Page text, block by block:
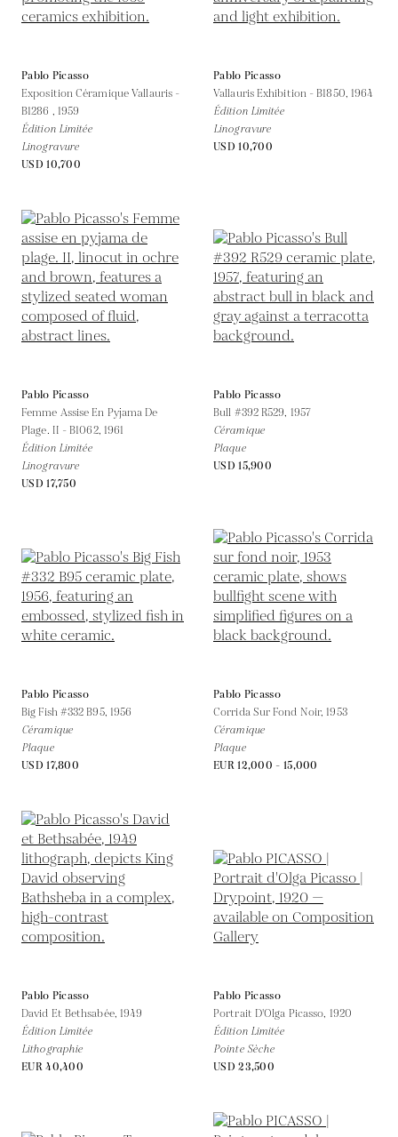
Pablo Picasso
Exposition Céramique Vallauris -
B1286 , 1959
Édition Limitée
Linogravure
USD 10,700
Pablo Picasso
Vallauris Exhibition - B1850, 1964
Édition Limitée
Linogravure
USD 10,700
Pablo Picasso
Femme Assise En Pyjama De
Plage. II - B1062, 1961
Édition Limitée
Linogravure
USD 17,750
Pablo Picasso
Bull #392 R529, 1957
Céramique
Plaque
USD 15,900
Pablo Picasso
Big Fish #332 B95, 1956
Céramique
Plaque
USD 17,800
Pablo Picasso
Corrida Sur Fond Noir,1953
Céramique
Plaque
EUR 12,000 - 15,000
Pablo Picasso
David Et Bethsabée, 1949
Édition Limitée
Lithographie
EUR 40,400
Pablo Picasso
Portrait D'Olga Picasso, 1920
Édition Limitée
Pointe Sèche
USD 23,500